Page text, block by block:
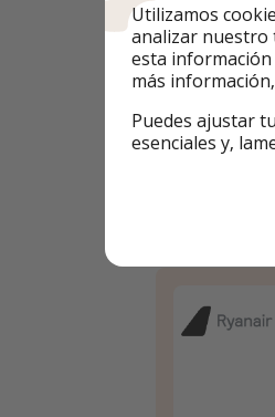
⚠️
Skyscanner y
🔹 Ej. de
📆 Del 19 al
Utilizamos
analizar nuestro
esta información
más
Puedes ajustar
esenciales y,